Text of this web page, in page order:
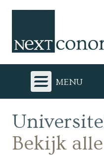
menu
Bekijk